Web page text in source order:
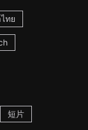
ทย
短片